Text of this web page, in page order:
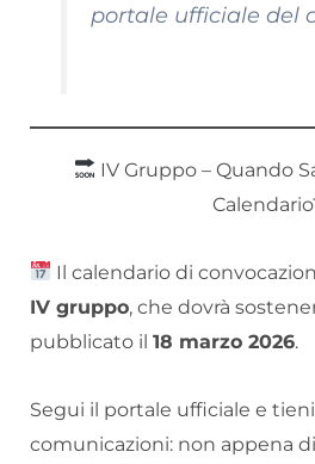
portale ufficiale del
IV Gruppo – Quando
Il calendario di
IV gruppo, che dovrà
pubblicato il 18 marzo 2026.
Segui il portale ufficiale e tieni
comunicazioni: non appena